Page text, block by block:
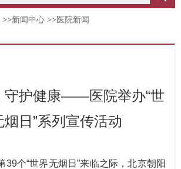
>>新闻中心 >> 医院新闻
守护健康——医院举办“世
烟日”系列宣传活动
个“世界无烟日”来临之际，北京朝阳